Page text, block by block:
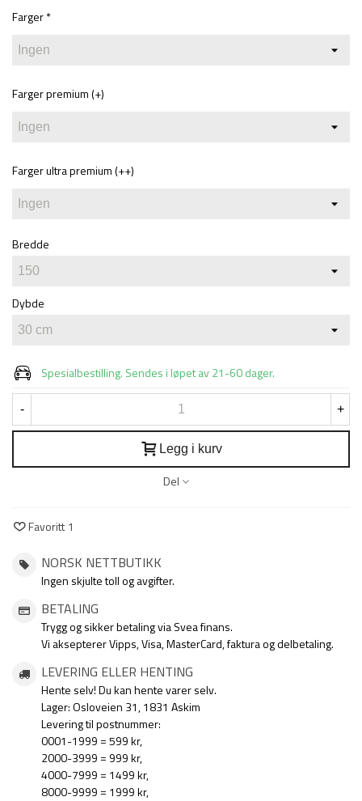
Farger *
Farger premium (+)
Farger ultra premium (++)
Bredde
Dybde
Spesialbestilling. Sendes i løpet av 21-60 dager.
- +
Legg i kurv
Del
Favoritt 1
NORSK NETTBUTIKK
Ingen skjulte toll og avgifter.
BETALING
Trygg og sikker betaling via Svea finans.
Vi aksepterer Vipps, Visa, MasterCard, faktura og delbetaling.
LEVERING ELLER HENTING
Hente selv! Du kan hente varer selv.
Lager: Osloveien 31, 1831 Askim
Levering til postnummer:
0001-1999 = 599 kr,
2000-3999 = 999 kr,
4000-7999 = 1499 kr,
8000-9999 = 1999 kr,